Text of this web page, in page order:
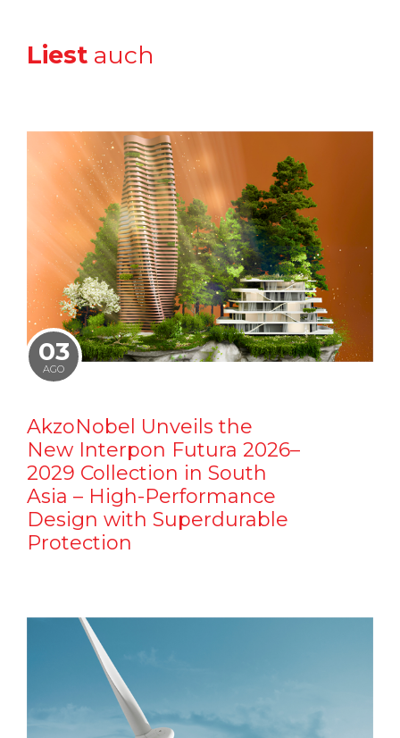
Liest auch
03
AGO
AkzoNobel Unveils the
New Interpon Futura 2026–
2029 Collection in South
Asia – High-Performance
Design with Superdurable
Protection